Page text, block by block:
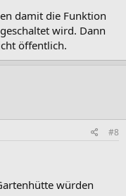
damit die Funktion
wird. Dann
öffentlich.
#8
würden